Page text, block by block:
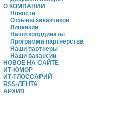
О КОМПАНИИ
Новости
Отзывы заказчиков
Лицензии
Наши координаты
Программа партнерства
Наши партнеры
Наши вакансии
НОВОЕ НА САЙТЕ
ИТ-ЮМОР
ИТ-ГЛОССАРИЙ
RSS-ЛЕНТА
АРХИВ